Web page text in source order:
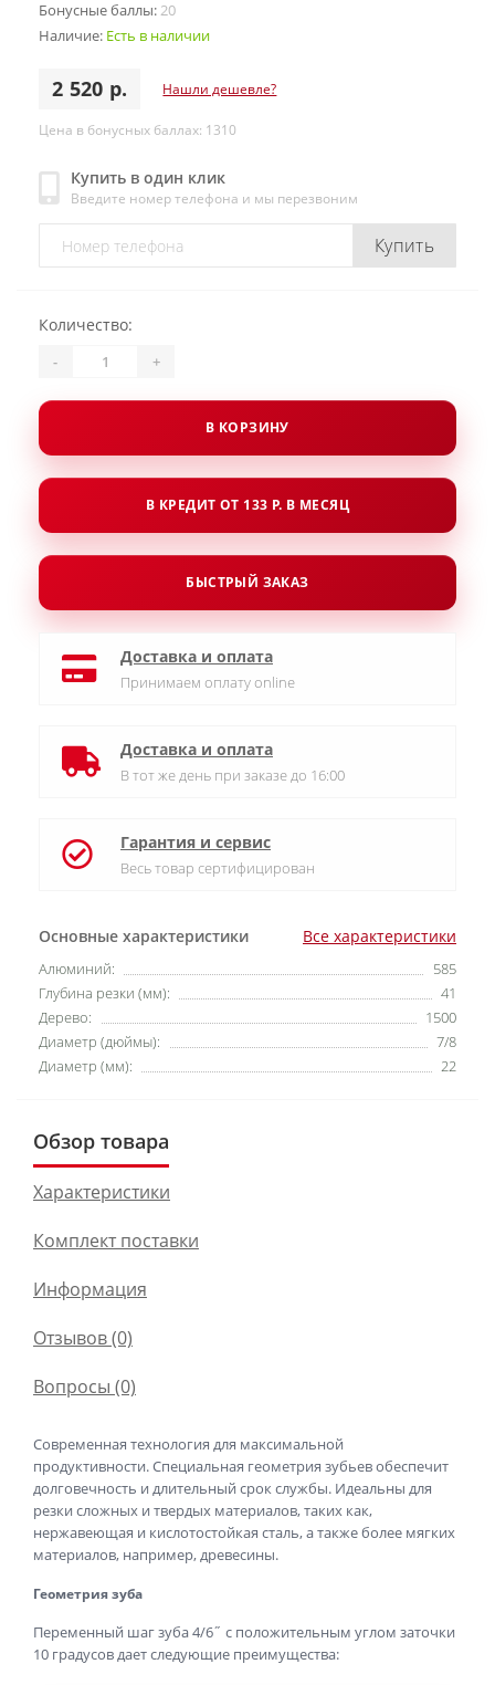
Бонусные баллы:20
Наличие: Есть в наличии
2 520 р. Нашли дешевле?
Цена в бонусных баллах: 1310
Купить в один клик
Введите номер телефона и мы перезвоним
Купить
Основные характеристики Все характеристики
Алюминий:
585
Глубина резки (мм):
41
Дерево:
1500
Диаметр (дюймы):
7/8
Диаметр (мм):
22
Количество:
- +
В КОРЗИНУ
В КРЕДИТ ОТ 133 Р. В МЕСЯЦ
БЫСТРЫЙ ЗАКАЗ
Доставка и оплата
Принимаем оплату online
Доставка и оплата
В тот же день при заказе до 16:00
Гарантия и сервис
Весь товар сертифицирован
Обзор товара
Характеристики
Комплект поставки
Информация
Отзывов (0)
Вопросы (0)
Современная технология для максимальной
продуктивности. Специальная геометрия зубьев обеспечит
долговечность и длительный срок службы. Идеальны для
резки сложных и твердых материалов, таких как,
нержавеющая и кислотостойкая сталь, а также более мягких
материалов, например, древесины.
Геометрия зуба
Переменный шаг зуба 4/6˝ с положительным углом заточки
10 градусов дает следующие преимущества: